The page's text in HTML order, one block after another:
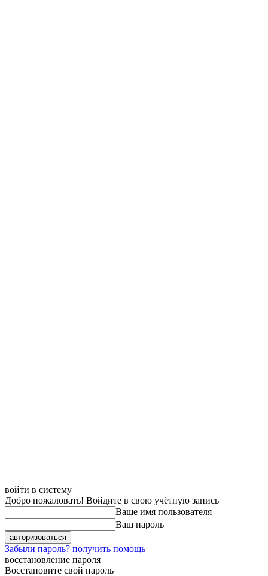
войти в систему
Добро пожаловать! Войдите в свою учётную запись
Ваше имя пользователя
Ваш пароль
Забыли пароль? получить помощь
восстановление пароля
Восстановите свой пароль